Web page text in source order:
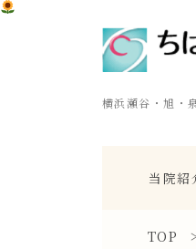
横浜瀬谷・旭・
当院紹
TOP >